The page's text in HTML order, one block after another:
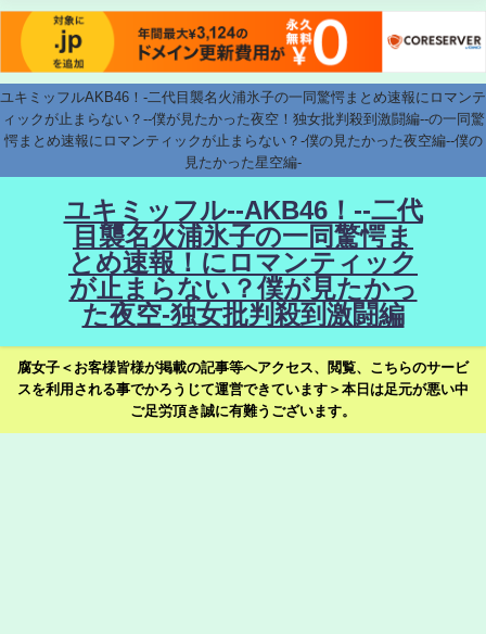
ユキミッフルAKB46！-二代目襲名火浦氷子の一同驚愕まとめ速報にロマンテ
ィックが止まらない？--僕が見たかった夜空！独女批判殺到激闘編--の一同驚
愕まとめ速報にロマンティックが止まらない？-僕の見たかった夜空編--僕の
見たかった星空編-
ユキミッフル--AKB46！--二代
目襲名火浦氷子の一同驚愕ま
とめ速報！にロマンティック
が止まらない？僕が見たかっ
た夜空-独女批判殺到激闘編
腐女子＜お客様皆様が掲載の記事等へアクセス、閲覧、こちらのサービ
スを利用される事でかろうじて運営できています＞本日は足元が悪い中
ご足労頂き誠に有難うございます。